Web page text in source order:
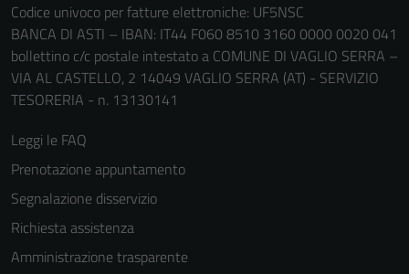
Codice univoco per fatture elettroniche: UF5NSC
BANCA DI ASTI – IBAN: IT44 F060 8510 3160 0000 0020 041
bollettino c/c postale intestato a COMUNE DI VAGLIO SERRA –
VIA AL CASTELLO, 2 14049 VAGLIO SERRA (AT) - SERVIZIO
TESORERIA - n. 13130141
Leggi le FAQ
Prenotazione appuntamento
Segnalazione disservizio
Richiesta assistenza
Amministrazione trasparente